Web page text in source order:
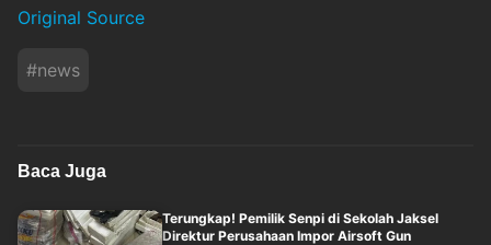
Original Source
#news
Baca Juga
Terungkap! Pemilik Senpi di Sekolah Jaksel
Direktur Perusahaan Impor Airsoft Gun